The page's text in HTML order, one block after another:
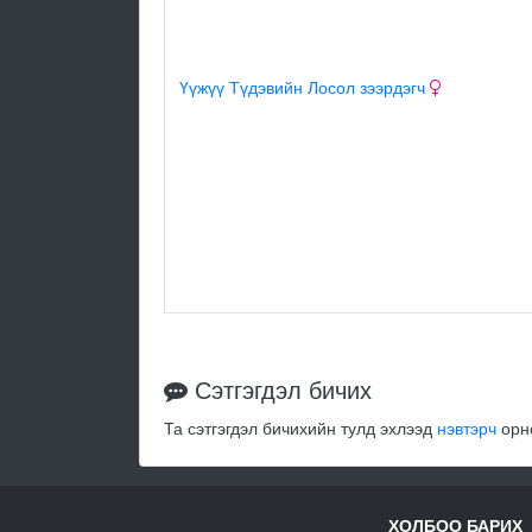
Үүжүү Түдэвийн Лосол зээрдэгч
Сэтгэгдэл бичих
Та сэтгэгдэл бичихийн тулд эхлээд нэвтэрч
ХОЛБОО БАРИХ